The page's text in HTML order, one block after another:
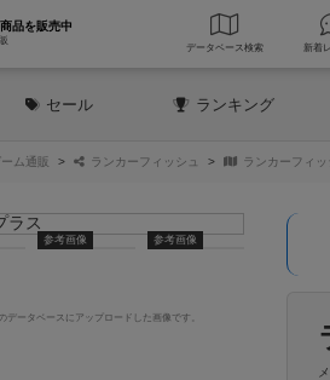
品を販売中
データベース 検索
セール ランキング
ム通販 ランカーフィッシュ ランカーフィ
参考画像 参考画像
データベースにアップロードした画像です。